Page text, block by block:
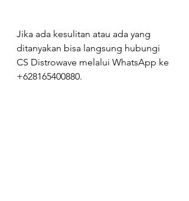
Jika ada kesulitan atau ada yang
ditanyakan bisa langsung hubungi
CS Distrowave melalui WhatsApp ke
+628165400880.